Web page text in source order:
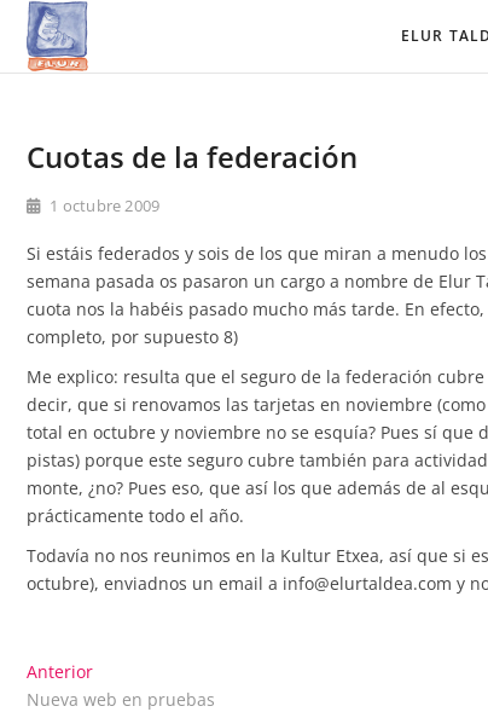
Saltar
contenido
ELUR
Cuotas de la federación
1 octubre 2009
Si estáis federados y sois de los que miran a menudo
semana pasada os pasaron un cargo a nombre de Elur
cuota nos la habéis pasado mucho más tarde. En
completo, por supuesto 8)
Me explico: resulta que el seguro de la federación
decir, que si renovamos las tarjetas en noviembre
total en octubre y noviembre no se esquía? Pues sí
pistas) porque este seguro cubre también para
monte, ¿no? Pues eso, que así los que además de al
prácticamente todo el año.
Todavía no nos reunimos en la Kultur Etxea, así que si
octubre), enviadnos un email a info@elurtaldea.com y
Navegación
AnteriorEntrada
anterior:
Nueva web en pruebas